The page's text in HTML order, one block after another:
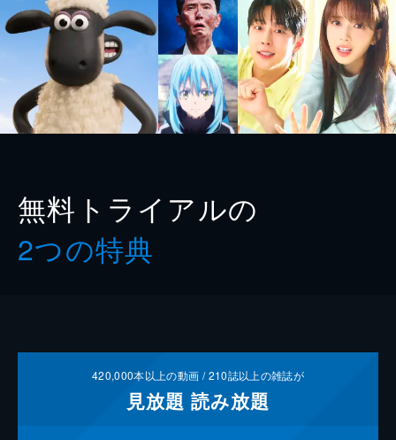
無料トライアルの
2つの特典
420,000本以上の動画 /210誌以上の雑誌が
見放題 読み放題